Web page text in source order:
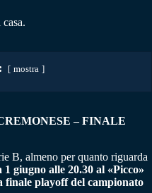
mostra
– FINALE
B, almeno per quanto riguarda
1 giugno alle 20.30 al «Picco»
finale playoff del campionato